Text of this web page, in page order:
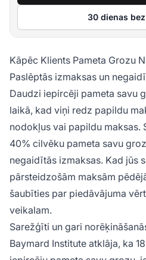
30 dienas
Kāpēc Klients Pameta Grozu
Paslēptās izmaksas un
Daudzi iepircēji pameta savu
laikā, kad viņi redz papildu
nodokļus vai papildu maksas.
40% cilvēku pameta savu
negaidītās izmaksas. Kad jūs
pārsteidzošām maksām
šaubīties par piedāvājuma
veikalam.
Sarežģīti un gari
Baymard Institute atklāja, ka